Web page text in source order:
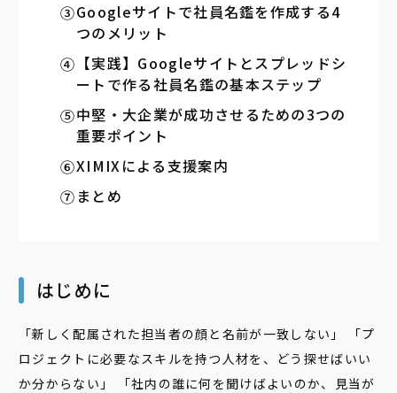
Googleサイトで社員名鑑を作成する4
つのメリット
【実践】Googleサイトとスプレッドシ
ートで作る社員名鑑の基本ステップ
中堅・大企業が成功させるための3つの
重要ポイント
XIMIXによる支援案内
まとめ
はじめに
「新しく配属された担当者の顔と名前が一致しない」 「プ
ロジェクトに必要なスキルを持つ人材を、どう探せばいい
か分からない」 「社内の誰に何を聞けばよいのか、見当が